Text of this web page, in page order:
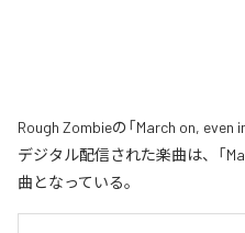
Rough Zombieの「March on,
デジタル配信された楽曲は、「
曲となっている。